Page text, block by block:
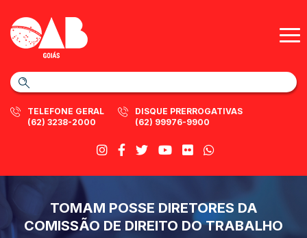
TELEFONE GERAL
(62) 3238-2000
DISQUE PRERROGATIVAS
(62) 99976-9900
TOMAM POSSE DIRETORES DA
COMISSÃO DE DIREITO DO TRABALHO